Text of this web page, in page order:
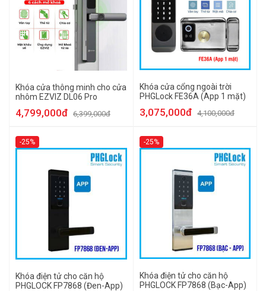
Khóa cửa thông minh cho cửa
nhôm EZVIZ DL06 Pro
4,799,000đ 6,399,000đ
Khóa cửa cổng ngoài trời
PHGLock FE36A (App 1 mặt)
3,075,000đ 4,100,000đ
-25%
Khóa điện tử cho căn hộ
PHGLOCK FP7868 (Đen-App)
-25%
Khóa điện tử cho căn hộ
PHGLOCK FP7868 (Bạc-App)